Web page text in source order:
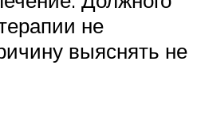
не
выяснять не